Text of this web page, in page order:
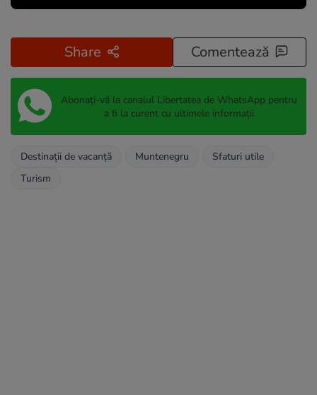
Share Comentează
Abonați-vă la canalul Libertatea de WhatsApp pentru
a fi la curent cu ultimele informații
Destinații de vacanță Muntenegru
Sfaturi utile
Turism